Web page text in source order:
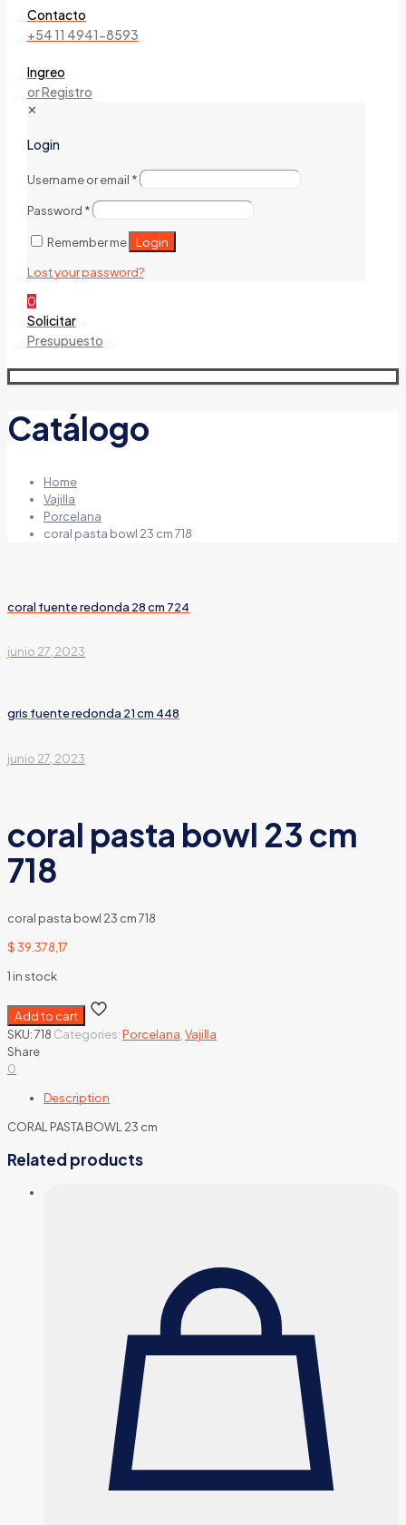
Contacto
+54 11 4941-8593
Ingreo
or Registro
✕
Login
Username or email *
Password *
Remember me Login
Lost your password?
0
Solicitar
Presupuesto
Catálogo
Home
Vajilla
Porcelana
coral pasta bowl 23 cm 718
coral fuente redonda 28 cm 724
junio 27, 2023
gris fuente redonda 21 cm 448
junio 27, 2023
coral pasta bowl 23 cm
718
coral pasta bowl 23 cm 718
$39.378,17
1 in stock
Add to cart
SKU:718 Categories:Porcelana Vajilla
Share
0
Description
CORAL PASTA BOWL 23 cm
Related products